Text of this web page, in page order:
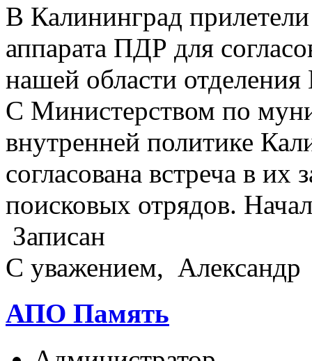
В Калининград
аппарата ПДР для
нашей области
С Министерством по
внутренней политике
согласована встреча в их
поисковых отрядов.
Записан
С уважением, Александр
АПО Память